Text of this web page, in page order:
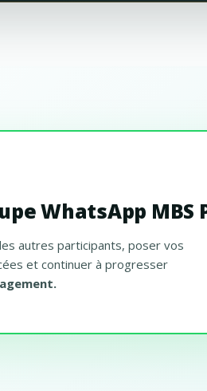
WhatsApp MBS
autres participants, poser vos
et continuer à progresser